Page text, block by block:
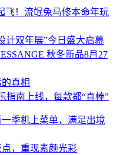
飞！流氓兔马修本命年玩
计双年展”今日盛大启幕
秋冬新品8月27
真相
指南上线，每款都“真棒”
季机上菜单，满足出境
，重现素颜光彩